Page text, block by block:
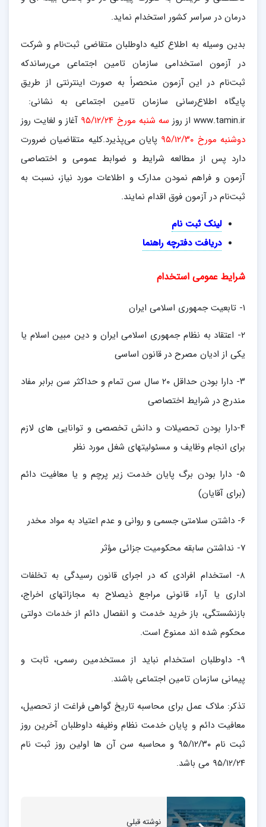
درمان در سراسر کشور استخدام نماید.
بدین وسیله به اطلاع کلیه داوطلبان متقاضی ثبت‌نام و شرکت
در آزمون استخدامی سازمان تامین اجتماعی می‌رساندکه
ثبت‌نام در این آزمون منحصراً به صورت اینترنتی از طریق
پایگاه اطلاع‌رسانی سازمان تامین اجتماعی به نشانی:
www.tamin.ir از روز
سه شنبه مورخ ۹۵/۱۲/۲۴
آغاز و لغایت روز
دوشنبه مورخ ۹۵/۱۲/۳۰
پایان می‌پذیرد.کلیه متقاضیان ضرورت
دارد پس از مطالعه شرایط و ضوابط عمومی و اختصاصی
آزمون و فراهم نمودن مدارک و اطلاعات مورد نیاز، نسبت به
ثبت‌نام در آزمون فوق اقدام نمایند.
لینک ثبت نام
دریافت دفترچه راهنما
شرایط عمومی استخدام
۱- تابعیت جمهوری اسلامی ایران
۲- اعتقاد به نظام جمهوری اسلامی ایران و دین مبین اسلام یا
یکی از ادیان مصرح در قانون اساسی
۳- دارا بودن حداقل ۲۰ سال سن تمام و حداکثر سن برابر مفاد
مندرج در شرایط اختصاصی
۴-دارا بودن تحصیلات و دانش تخصصی و توانایی های لازم
برای انجام وظایف و مسئولیتهای شغل مورد نظر
۵- دارا بودن برگ پایان خدمت زیر پرچم و یا معافیت دائم
(برای آقایان)
۶- داشتن سلامتی جسمی و روانی و عدم اعتیاد به مواد مخدر
۷- نداشتن سابقه محکومیت جزائی مؤثر
۸- استخدام افرادی که در اجرای قانون رسیدگی به تخلفات
اداری یا آراء قانونی مراجع ذیصلاح به مجازاتهای اخراج،
بازنشستگی، باز خرید خدمت و انفصال دائم از خدمات دولتی
محکوم شده اند ممنوع است.
۹- داوطلبان استخدام نباید از مستخدمین رسمی، ثابت و
پیمانی سازمان تامین اجتماعی باشند.
تذکر: ملاک عمل برای محاسبه تاریخ گواهی فراغت از تحصیل،
معافیت دائم و پایان خدمت نظام وظیفه داوطلبان آخرین روز
ثبت نام ۹۵/۱۲/۳۰ و محاسبه سن آن ها اولین روز ثبت نام
۹۵/۱۲/۲۴ می باشد.
نوشته قبلی